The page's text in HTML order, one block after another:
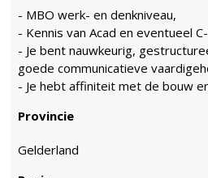
- MBO werk- en denkniveau,
- Kennis van Acad en eventueel
- Je bent nauwkeurig,
goede communicatieve
- Je hebt affiniteit met de bouw
Provincie
Gelderland